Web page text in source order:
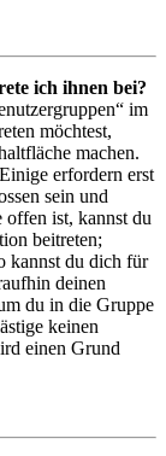
ich ihnen bei?
im
möchtest,
machen.
erfordern erst
sein und
offen ist, kannst du
beitreten;
kannst du dich für
deinen
du in die Gruppe
keinen
einen Grund